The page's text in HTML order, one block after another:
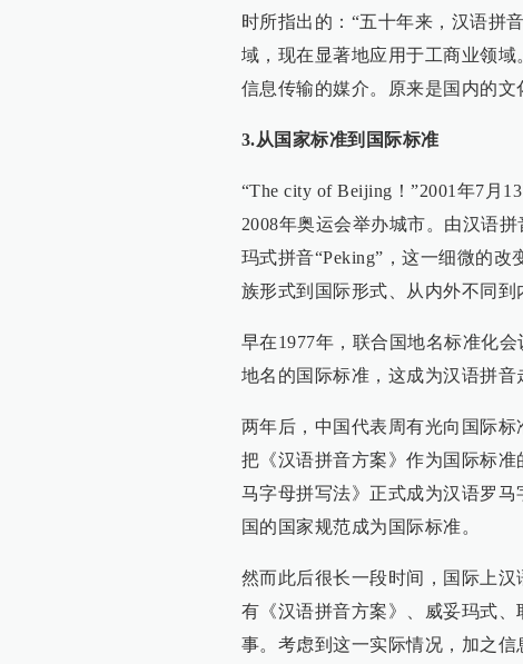
时所指出的：“五十年来，汉语拼
域，现在显著地应用于工商业领
信息传输的媒介。原来是国内的
3.从国家标准到国际标准
“The city of Beijing！”2001年7月
2008年奥运会举办城市。由汉语
玛式拼音“Peking”，这一细微的
族形式到国际形式、从内外不同到
早在1977年，联合国地名标准化
地名的国际标准，这成为汉语拼音
两年后，中国代表周有光向国际
把《汉语拼音方案》作为国际标
马字母拼写法》正式成为汉语罗
国的国家规范成为国际标准。
然而此后很长一段时间，国际上
有《汉语拼音方案》、威妥玛式
事。考虑到这一实际情况，加之